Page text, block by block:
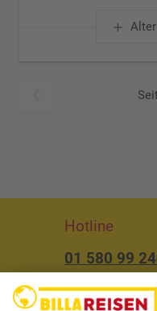
Hotline
01 580 99